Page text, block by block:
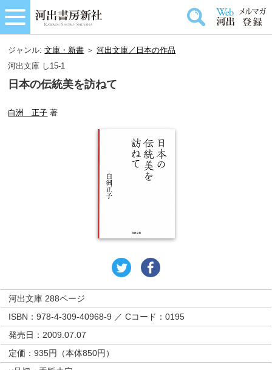
ジャンル:文庫・新書 ＞河出文庫／日本の作品
河出文庫 し15-1
日本の伝統美を訪ねて
白洲 正子 著
河出文庫 288ページ
ISBN：978-4-309-40968-9 ／ Cコード：0195
発売日：2009.07.07
定価：935円（本体850円）